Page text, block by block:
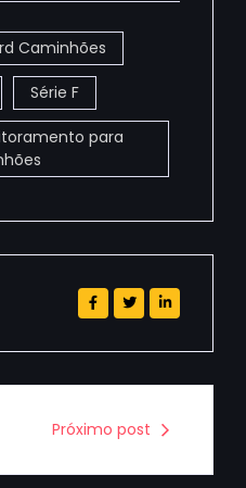
Caminhões
Série F
para
Próximo post